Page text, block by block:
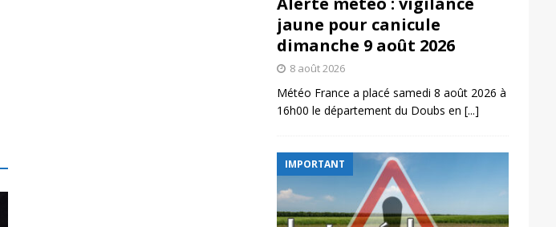
jaune pour canicule
dimanche 9 août 2026
8 août 2026
Météo France a placé samedi 8 août 2026 à
16h00 le département du Doubs en [...]
IMPORTANT